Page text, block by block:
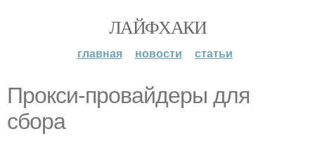
ЛАЙФХАКИ
главная новости статьи
Прокси-провайдеры для
сбора